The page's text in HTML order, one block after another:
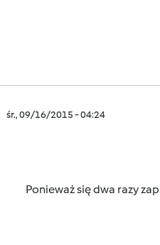
śr., 09/16/2015 - 04:24
Ponieważ się dwa razy